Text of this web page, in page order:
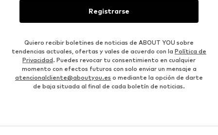
Registrarse
Quiero recibir boletines de noticias de ABOUT YOU sobre
tendencias actuales, ofertas y vales de acuerdo con la Política de
Privacidad. Puedes revocar tu consentimiento en cualquier
momento con efectos futuros con solo enviar un mensaje a
atencionalcliente@aboutyou.es o mediante la opción de darte
de baja situada al final de cada boletín de noticias.